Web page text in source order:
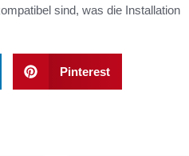
sind, was die Installation
Pinterest